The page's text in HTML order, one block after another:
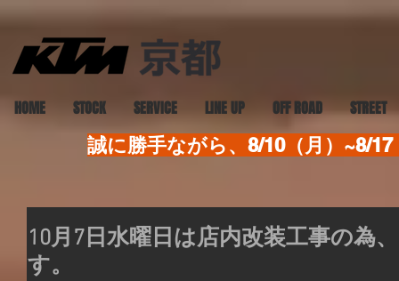
HOME STOCK SERVICE LINE UP OFF ROAD STREET
誠に勝手ながら、8/10（月）~8/
10月7日水曜日は店内改装工事の為
す。